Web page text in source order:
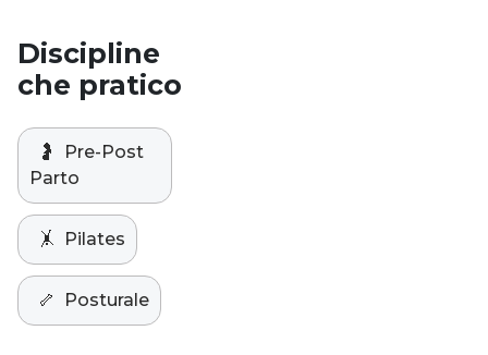
Discipline
che pratico
🤰
Pre-Post
Parto
🤸 Pilates
🦴 Posturale